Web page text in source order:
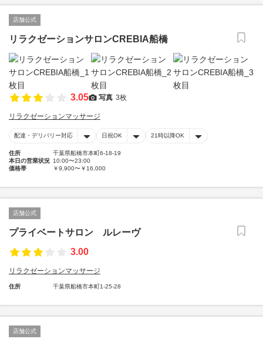
店舗公式
リラクゼーションサロンCREBIA船橋
3.05 写真 3枚
リラクゼーションマッサージ
配達・デリバリー対応 日祝OK 21時以降OK
住所
千葉県船橋市本町6-18-19
本日の営業状況 10:00〜23:00
価格帯
￥9,900〜￥16,000
店舗公式
プライベートサロン ルレーヴ
3.00
リラクゼーションマッサージ
住所 千葉県船橋市本町1-25-28
店舗公式